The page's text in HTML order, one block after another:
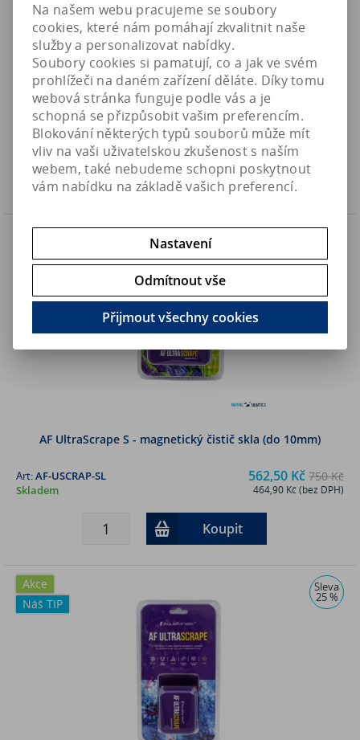
AF UltraScrape Blades - náhradní nerezové čepele pro
škrabky L/XL (2ks)
280 Kč
231,50 Kč (bez DPH)
Art:AF-USCRAP-BLS
Skladem
Koupit
Akce
AF UltraScrape S - magnetický čistič skla (do 10mm)
562,50 Kč 750 Kč
464,90 Kč (bez DPH)
Art:AF-USCRAP-SL
Skladem
Koupit
Akce
Náš TIP
Sleva
25 %
Na našem webu pracujeme se soubory
cookies, které nám pomáhají zkvalitnit naše
služby a personalizovat nabídky.
Soubory cookies si pamatují, co a jak ve svém
prohlížeči na daném zařízení děláte. Díky tomu
webová stránka funguje podle vás a je
schopná se přizpůsobit vašim preferencím.
Blokování některých typů souborů může mít
vliv na vaši uživatelskou zkušenost s naším
webem, také nebudeme schopni poskytnout
vám nabídku na základě vašich preferencí.
Nastavení
Odmítnout vše
Přijmout všechny cookies